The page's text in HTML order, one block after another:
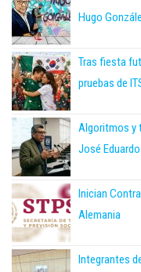
Hugo
Tras fiesta
pruebas de
Algoritmos y
José
Inician
Alemania
Integrantes